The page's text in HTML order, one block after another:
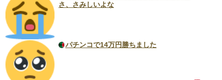
さ、さみしいよな
パチンコで14万円勝ちました